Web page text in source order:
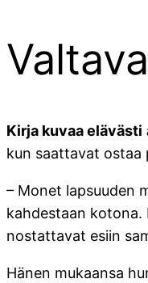
Kirja kuvaa elävästi
kun saattavat ostaa
– Monet lapsuuden
kahdestaan kotona.
nostattavat esiin
Hänen mukaansa